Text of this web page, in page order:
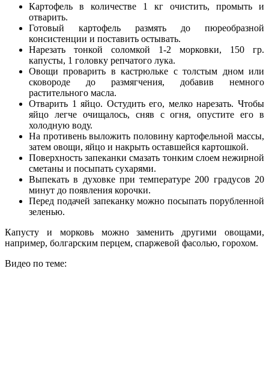
Картофель в количестве 1 кг очистить, промыть и
отварить.
Готовый картофель размять до пюреобразной
консистенции и поставить остывать.
Нарезать тонкой соломкой 1-2 морковки, 150 гр.
капусты, 1 головку репчатого лука.
Овощи проварить в кастрюльке с толстым дном или
сковороде до размягчения, добавив немного
растительного масла.
Отварить 1 яйцо. Остудить его, мелко нарезать. Чтобы
яйцо легче очищалось, сняв с огня, опустите его в
холодную воду.
На противень выложить половину картофельной массы,
затем овощи, яйцо и накрыть оставшейся картошкой.
Поверхность запеканки смазать тонким слоем нежирной
сметаны и посыпать сухарями.
Выпекать в духовке при температуре 200 градусов 20
минут до появления корочки.
Перед подачей запеканку можно посыпать порубленной
зеленью.
Капусту и морковь можно заменить другими овощами,
например, болгарским перцем, спаржевой фасолью, горохом.
Видео по теме: